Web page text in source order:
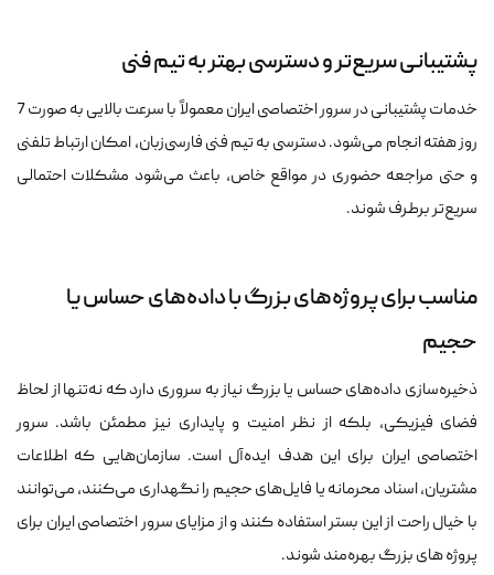
پشتیبانی سریع‌تر و دسترسی بهتر به تیم فنی
خدمات پشتیبانی در سرور اختصاصی ایران معمولاً با سرعت بالایی به صورت 7
روز هفته انجام می‌شود. دسترسی به تیم فنی فارسی‌زبان، امکان ارتباط تلفنی
و حتی مراجعه حضوری در مواقع خاص، باعث می‌شود مشکلات احتمالی
سریع‌تر برطرف شوند.
مناسب برای پروژه‌های بزرگ با داده‌های حساس یا
حجیم
ذخیره‌سازی داده‌های حساس یا بزرگ نیاز به سروری دارد که نه‌تنها از لحاظ
فضای فیزیکی، بلکه از نظر امنیت و پایداری نیز مطمئن باشد. سرور
اختصاصی ایران برای این هدف ایده‌آل است. سازمان‌هایی که اطلاعات
مشتریان، اسناد محرمانه یا فایل‌های حجیم را نگهداری می‌کنند، می‌توانند
با خیال راحت از این بستر استفاده کنند و از مزایای سرور اختصاصی ایران برای
پروژه های بزرگ بهره‌مند شوند.